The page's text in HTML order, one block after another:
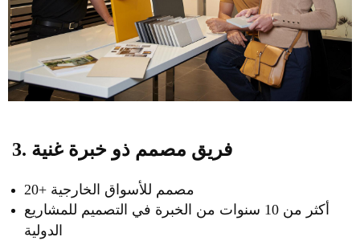
3. فريق مصمم ذو خبرة غنية
20+ مصمم للأسواق الخارجية
أكثر من 10 سنوات من الخبرة في التصميم للمشاريع